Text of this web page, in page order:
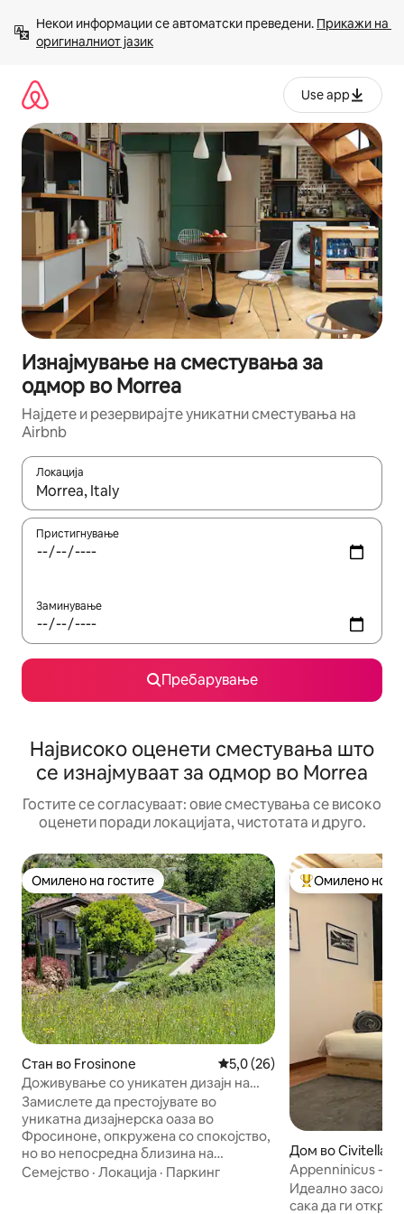
содржина
Некои информации се автоматски преведени. Прикажи на
оригиналниот јазик
Use app
Изнајмување на сместувања за
одмор во Morrea
Најдете и резервирајте уникатни сместувања на
Airbnb
Локација
Кога резултатите се достапни, движете се со копчињата
Пристигнување
Заминување
Пребарување
Највисоко оценети сместувања што
се изнајмуваат за одмор во Morrea
Гостите се согласуваат: овие сместувања се високо
оценети поради локацијата, чистотата и друго.
Омилено на гостите
Омилено на гостите
Стан во Frosinone Просечна оцена: 5,0 од 5,
5,0 (26)
Доживување со уникатен дизајн на
стан во Франчески
Замислете да престојувате во
уникатна дизајнерска оаза во
Фросиноне, опкружена со спокојство,
но во непосредна близина на
центарот на градот. Овој елегантен
Семејство · Локација · Паркинг
МеѓуОмилено на
Дом во Civitella
Appenninicus -
Идеално
сака да ги